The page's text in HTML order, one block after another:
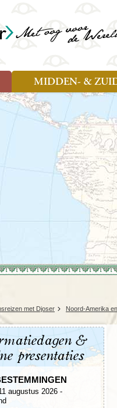
Landen
Angola
Benin
Botswana
Egypte
Ghana
Kaapverdië
Kenia
Madagaskar
MIDDEN- &
Soort reizen
Rondreis (25)
Familiereis (11)
Cultuur (9)
Natuur (13)
met Djoser Noord-Amerika
&
presentaties
augustus 2026 -